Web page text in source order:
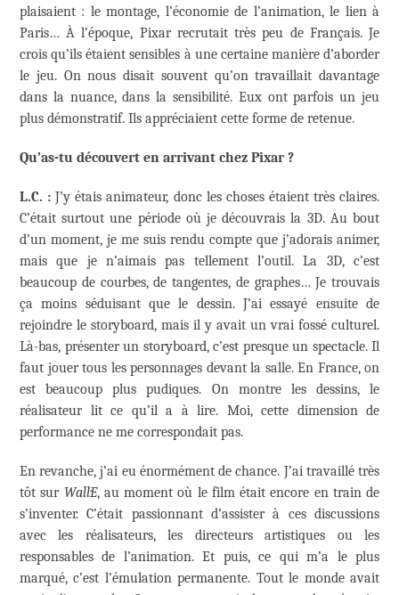
plaisaient : le montage, l’économie de l’animation, le lien à
Paris… À l’époque, Pixar recrutait très peu de Français. Je
crois qu’ils étaient sensibles à une certaine manière d’aborder
le jeu. On nous disait souvent qu’on travaillait davantage
dans la nuance, dans la sensibilité. Eux ont parfois un jeu
plus démonstratif. Ils appréciaient cette forme de retenue.
Qu’as-tu découvert en arrivant chez Pixar ?
L.C. : J’y étais animateur, donc les choses étaient très claires.
C’était surtout une période où je découvrais la 3D. Au bout
d’un moment, je me suis rendu compte que j’adorais animer,
mais que je n’aimais pas tellement l’outil. La 3D, c’est
beaucoup de courbes, de tangentes, de graphes… Je trouvais
ça moins séduisant que le dessin. J’ai essayé ensuite de
rejoindre le storyboard, mais il y avait un vrai fossé culturel.
Là-bas, présenter un storyboard, c’est presque un spectacle. Il
faut jouer tous les personnages devant la salle. En France, on
est beaucoup plus pudiques. On montre les dessins, le
réalisateur lit ce qu’il a à lire. Moi, cette dimension de
performance ne me correspondait pas.
En revanche, j’ai eu énormément de chance. J’ai travaillé très
tôt sur Wall·E, au moment où le film était encore en train de
s’inventer. C’était passionnant d’assister à ces discussions
avec les réalisateurs, les directeurs artistiques ou les
responsables de l’animation. Et puis, ce qui m’a le plus
marqué, c’est l’émulation permanente. Tout le monde avait